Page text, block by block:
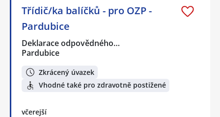
Třídič/ka balíčků - pro OZP -
Pardubice
Deklarace odpovědného…
Pardubice
Zkrácený úvazek
Vhodné také pro zdravotně postižené
včerejší